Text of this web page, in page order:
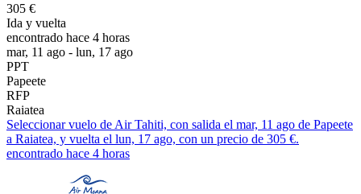
305 €
Ida y vuelta
encontrado hace 4 horas
mar, 11 ago - lun, 17 ago
PPT
Papeete
RFP
Raiatea
Seleccionar vuelo de Air Tahiti, con salida el mar, 11 ago de Papeete
a Raiatea, y vuelta el lun, 17 ago, con un precio de 305 €.
encontrado hace 4 horas